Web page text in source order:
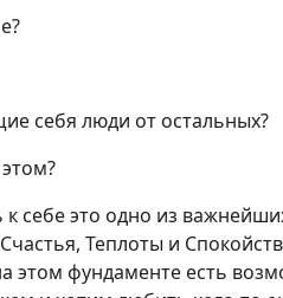
себя люди от остальных?
себе это одно из
Теплоты и
этом фундаменте есть